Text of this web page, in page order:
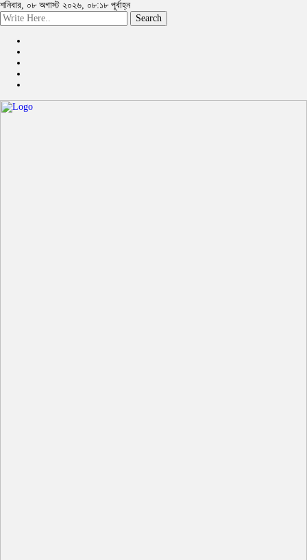
শনিবার, ০৮ অগাস্ট ২০২৬, ০৮:১৮ পূর্বাহ্ন
Search